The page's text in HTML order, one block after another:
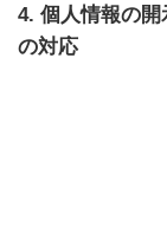
4. 個人情報の
の対応